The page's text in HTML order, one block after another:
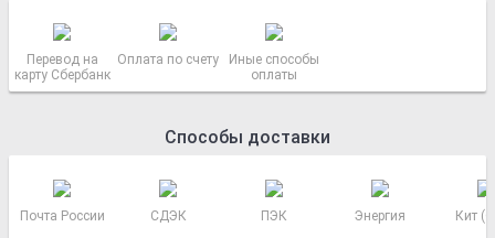
Перевод на
карту Сбербанк
Оплата по счету
Иные способы
оплаты
Способы доставки
Почта России СДЭК ПЭК Энергия Кит